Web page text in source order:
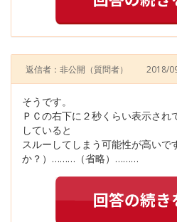
返信者：非公開 （質問者） 2018/
そうです。
ＰＣの右下に２秒くらい表示され
していると
スルーしてしまう可能性が高いで
か？）………（省略）………